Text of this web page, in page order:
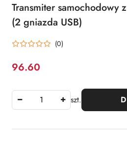
Transmiter samochodowy
(2 gniazda USB)
(0)
Cena:
96.60
szt.